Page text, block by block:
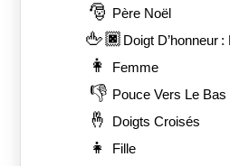
🎅 Père Noël
🖕🏿 Doigt D’honneur
👩 Femme
👎 Pouce Vers Le Bas
🤞 Doigts Croisés
👧 Fille